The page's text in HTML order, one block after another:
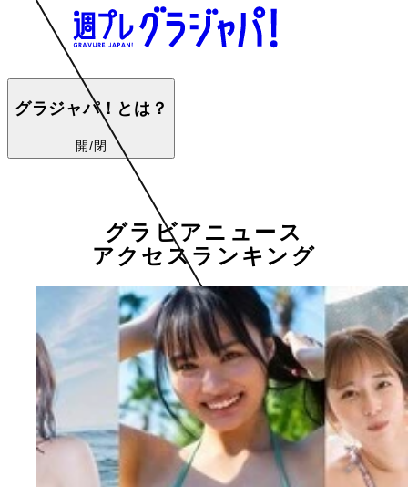
グラジャパ！とは？
開/閉
グラビアニュース
アクセスランキング